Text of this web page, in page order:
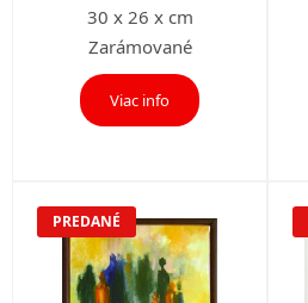
30 x 26 x cm
Zarámované
Viac info
PREDANÉ